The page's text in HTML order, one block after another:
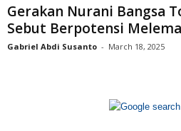
Gerakan Nurani Bangsa
Sebut Berpotensi
Gabriel Abdi Susanto - March 18, 2025